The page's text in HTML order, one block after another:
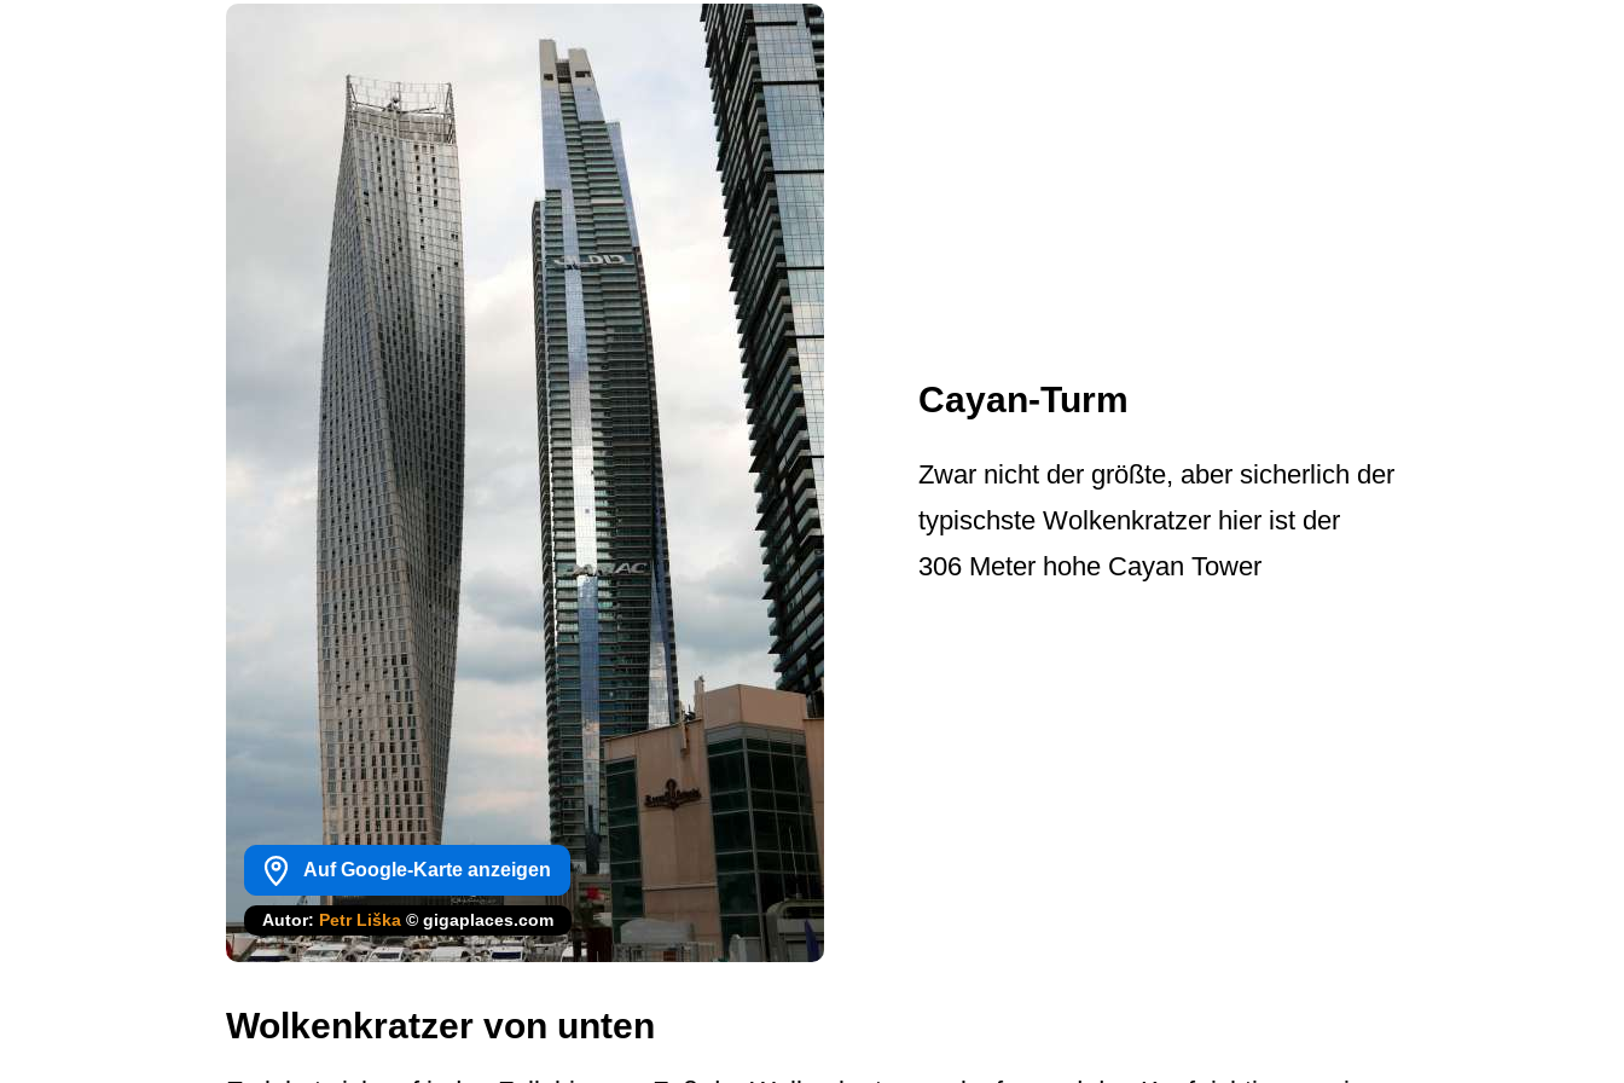
Auf Google-Karte anzeigen
Autor: Petr Liška © gigaplaces.com
Cayan-Turm
Zwar nicht der größte, aber sicherlich der
typischste Wolkenkratzer hier ist der
306 Meter hohe Cayan Tower
Wolkenkratzer von unten